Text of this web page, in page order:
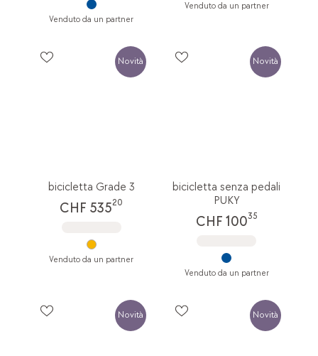
Venduto da un partner
Venduto da un partner
Novità
bicicletta Grade 3
CHF 53520
Venduto da un partner
Novità
bicicletta senza pedali
PUKY
CHF 10035
Venduto da un partner
Novità Novità